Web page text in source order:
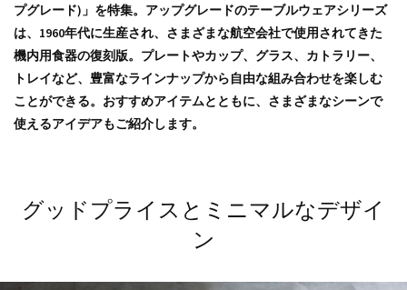
プグレード)」を特集。アップグレードのテーブルウェアシリーズ
は、1960年代に生産され、さまざまな航空会社で使用されてきた
機内用食器の復刻版。プレートやカップ、グラス、カトラリー、
トレイなど、豊富なラインナップから自由な組み合わせを楽しむ
ことができる。おすすめアイテムとともに、さまざまなシーンで
使えるアイデアもご紹介します。
グッドプライスとミニマルなデザイ
ン